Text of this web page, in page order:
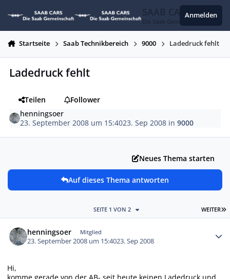
SAAB CARS
Die Saab Gemeinschaft
Anmelden
Startseite Saab Technikbereich 9000 Ladedruck fehlt
Ladedruck fehlt
Teilen
Follower
henningsoer
23. September 2008 um 15:4023. Sep 2008 in9000
Neues Thema starten
Auf dieses Thema antworten
WEITER
SEITE 1 VON 2
henningsoer Mitglied
23. September 2008 um 15:4023. Sep 2008
Hi,